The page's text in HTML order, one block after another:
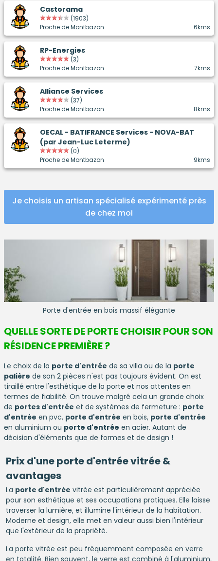
Castorama
(1903)
Proche de Montbazon
6kms
RP-Energies
(3)
Proche de Montbazon
7kms
Alliance Services
(37)
Proche de Montbazon
8kms
OECAL - BATIFRANCE Services - NOVA-BAT
(par Jean-Luc Leterme)
(0)
Proche de Montbazon
9kms
Je choisis un artisan spécialisé expérimenté près
de chez moi
Porte d'entrée en bois massif élégante
QUELLE SORTE DE PORTE CHOISIR POUR SON
RÉSIDENCE PREMIÈRE ?
Le choix de la porte d'entrée de sa villa ou de la porte
palière de son 2 pièces n'est pas toujours évident. On est
tiraillé entre l'esthétique de la porte et nos attentes en
termes de fiabilité. On trouve malgré cela un grande choix
de portes d'entrée et de systèmes de fermeture : porte
d'entrée en pvc, porte d'entrée en bois, porte d'entrée
en aluminium ou porte d'entrée en acier. Autant de
décision d'éléments que de formes et de design !
Prix d'uneporte d'entréevitrée &
avantages
La porte d'entrée vitrée est particulièrement appréciée
pour son esthétique et ses occupations pratiques. Elle laisse
traverser la lumière, et illumine l'intérieur de la habitation.
Moderne et design, elle met en valeur aussi bien l'intérieur
que l'extérieur de la propriété.
La porte vitrée est peu fréquemment composée en verre
en totalité. Bien souvent, le verre est combiné à l'aluminium,